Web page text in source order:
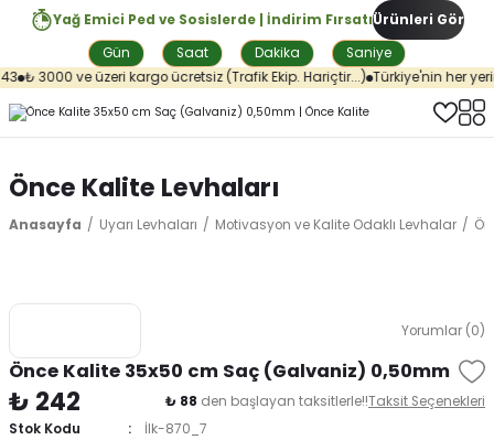
Yağ Emici Ped ve Sosislerde | İndirim Fırsatı
Gün
Saat Dakika Saniye
Ürünleri Gör
₺ 3000 ve üzeri kargo ücretsiz (Trafik Ekip. Hariçtir...) Türkiye'nin her
Önce Kalite Levhaları
Anasayfa Uyarı Levhaları Motivasyon ve Kalite Odaklı Levhalar
Yorumlar (0)
Önce Kalite 35x50 cm Saç (Galvaniz) 0,50mm
₺ 242 ₺ 88 den başlayan taksitlerle!!Taksit Seçenekleri
Stok Kodu
İlk-870_7